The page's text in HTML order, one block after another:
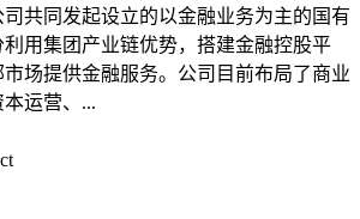
共同发起设立的以金融业务为主的国有
用集团产业链优势，搭建金融控股平
场提供金融服务。公司目前布局了商业
运营、...